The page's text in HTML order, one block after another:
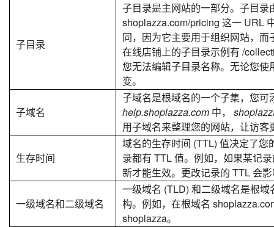
子目录
子目录是主网站的一部分。子目
shoplazza.com/pricing 这一 URL
同，因为它主要用于组织网站，
在线店铺上的子目录示例有 /
您无法编辑子目录名称。无论您
变。
子域名
子域名是根域名的一个子集，您
help.shoplazza.com 中，
用子域名来整理您的网站，让访
生存时间
域名的生存时间 (TTL) 值决定了
录都有 TTL 值。例如，如果某记
新才能生效。更改记录的 TTL 会
一级域名和二级域名
一级域名 (TLD) 和二级域名是根
构。例如，在根域名
shoplazza。